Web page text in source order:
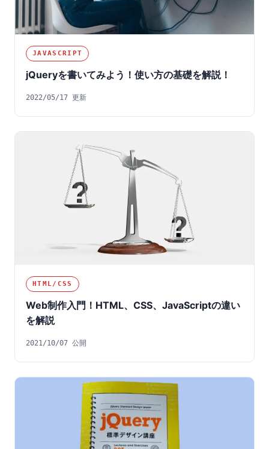
JAVASCRIPT
jQueryを書いてみよう！使い方の基礎を解説！
2022/05/17 更新
HTML/CSS
Web制作入門！HTML、CSS、JavaScriptの違い
を解説
2021/10/07 公開